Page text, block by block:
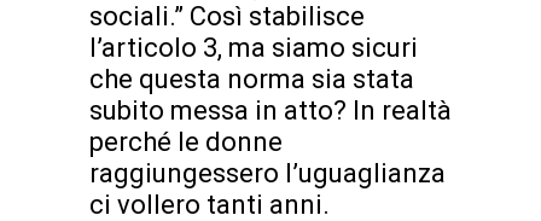
sociali.” Così stabilisce
l’articolo 3, ma siamo sicuri
che questa norma sia stata
subito messa in atto? In realtà
perché le donne
raggiungessero l’uguaglianza
ci vollero tanti anni.